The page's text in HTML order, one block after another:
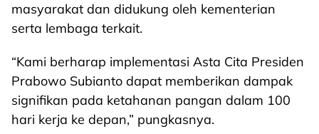
masyarakat dan didukung oleh kementerian
serta lembaga terkait.
“Kami berharap implementasi Asta Cita Presiden
Prabowo Subianto dapat memberikan dampak
signifikan pada ketahanan pangan dalam 100
hari kerja ke depan,” pungkasnya.